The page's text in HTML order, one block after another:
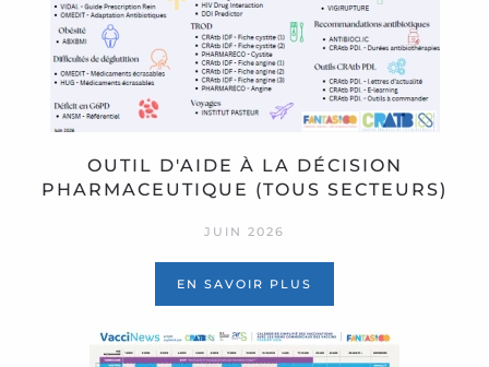
OUTIL D'AIDE À LA DÉCISION
PHARMACEUTIQUE (TOUS SECTEURS)
JUIN 2026
EN SAVOIR PLUS